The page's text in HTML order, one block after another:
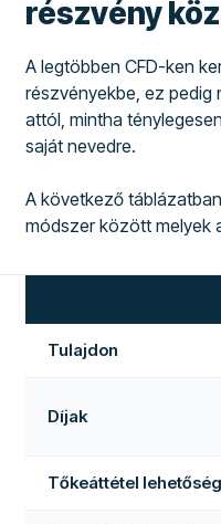
részvény
A legtöbben CFD-ken
részvényekbe, ez pedig
attól, mintha
saját nevedre.
A következő
módszer között melyek
Tulajdon
Díjak
Tőkeáttétel